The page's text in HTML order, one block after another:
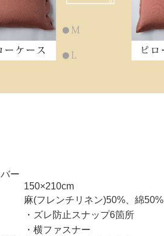
ー
150×210cm
麻(フレンチリネン)50%、綿50%
・ズレ防止スナップ6箇所
・横ファスナー